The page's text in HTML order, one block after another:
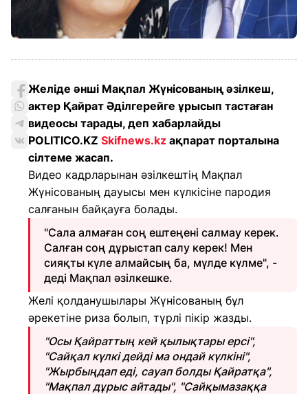
Желіде әнші Мақпал Жүнісованың әзілкеш,
актер Қайрат Әділгерейге ұрысып тастаған
видеосы тарады, деп хабарлайды
POLITICO.KZ Skifnews.kz ақпарат порталына
сілтеме жасап.
Видео кадрларынан әзілкештің Мақпал
Жүнісованың дауысы мен күлкісіне пародия
салғанын байқауға болады.
"Сала алмаған соң ештеңені салмау керек.
Салған соң дұрыстап салу керек! Мен
сияқты күле алмайсың ба, мүлде күлме", -
деді Мақпал әзілкешке.
Желі қолданушылары Жүнісованың бұл
әрекетіне риза болып, түрлі пікір жазды.
"Осы Қайраттың кей қылықтары ерсі",
"Сайқал күлкі дейді ма ондай күлкіні",
"Жырбыңдап еді, сауап болды Қайратқа",
"Мақпал дұрыс айтады", "Сайқымазаққа